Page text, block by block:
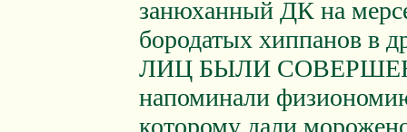
занюханный ДК на
бородатых хиппанов
ЛИЦ БЫЛИ
напоминали
которому дали